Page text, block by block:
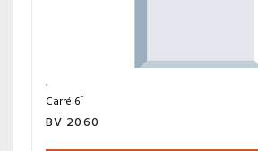
Carré 6¨
BV 2060